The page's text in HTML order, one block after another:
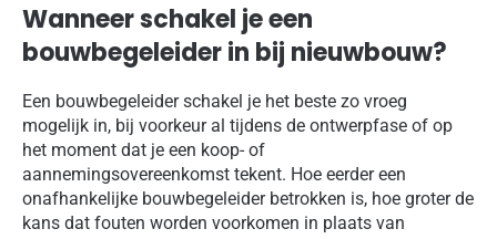
Wanneer schakel je een
bouwbegeleider in bij nieuwbouw?
Een bouwbegeleider schakel je het beste zo vroeg
mogelijk in, bij voorkeur al tijdens de ontwerpfase of op
het moment dat je een koop- of
aannemingsovereenkomst tekent. Hoe eerder een
onafhankelijke bouwbegeleider betrokken is, hoe groter de
kans dat fouten worden voorkomen in plaats van